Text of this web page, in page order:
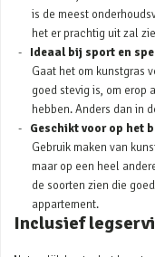
is de meest
het er prachtig uit zal
Ideaal bij sport en
Gaat het om kunstgras
goed stevig is, om erop
hebben. Anders dan in
Geschikt voor op het
Gebruik maken van
maar op een heel
de soorten zien die
appartement.
Inclusief